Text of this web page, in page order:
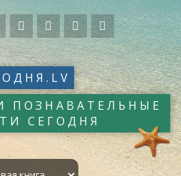
ПОЗНАВАТЕЛЬНЫЕ
СЕГОДНЯ